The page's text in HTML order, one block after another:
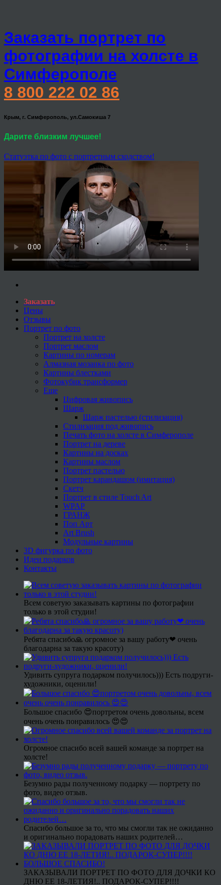
Заказать портрет по
фотографии на холсте в
Симферополе
8 800 222 02 86
Крым, г. Симферополь, ул.Самокиша 7
Дарите близким лучшее!
Статуэтка по фото с портретным сходством!
Заказать
Цены
Отзывы
Портрет по фото
Портрет на холсте
Портрет маслом
Картины по номерам
Алмазная мозаика по фото
Картины блестками
Фотокубик трансформер
Еще
Цифровая живопись
Шарж
Шарж пастелью (стилизация)
Стилизация под живопись
Печать фото на холсте в Симферополе
Портрет на дереве
Картины на досках
Картины маслом
Портрет пастелью
Портрет карандашом (имитация)
Скетч
Портрет в стиле Touch Art
WPAP
ГРАНЖ
Поп Арт
Art Brush
Модульные картины
3D фигурка по фото
Идеи подарков
Контакты
Всем советую заказывать картины по фотографии
только в этой студии!
Ребята спасибо🙏 огромное за вашу работу❤ очень
благодарна за такую красоту)
Удивить супруга подарком получилось))) Есть подруги-
художники, оценили!
Большое спасибо 😍портретом очень довольны, всем
очень очень понравилось 😍😍
Огромное спасибо всей вашей команде за портрет на
холсте!
Безумно рады полученному подарку — портрету по
фото, видео отзыв.
Спасибо большое за то, что мы смогли так не ожиданно
и оригинально порадовать наших родителей…
ЗАКАЗЫВАЛИ ПОРТРЕТ ПО ФОТО ДЛЯ ДОЧКИ КО
ДНЮ ЕЕ 18-ЛЕТИЯ!.. ПОДАРОК-СУПЕР!!!!